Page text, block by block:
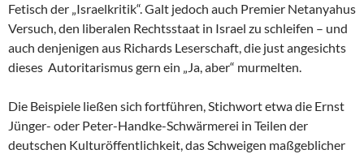
Fetisch der „Israelkritik“. Galt jedoch auch Premier Netanyahus
Versuch, den liberalen Rechtsstaat in Israel zu schleifen – und
auch denjenigen aus Richards Leserschaft, die just angesichts
dieses Autoritarismus gern ein „Ja, aber“ murmelten.
Die Beispiele ließen sich fortführen, Stichwort etwa die Ernst
Jünger- oder Peter-Handke-Schwärmerei in Teilen der
deutschen Kulturöffentlichkeit, das Schweigen maßgeblicher